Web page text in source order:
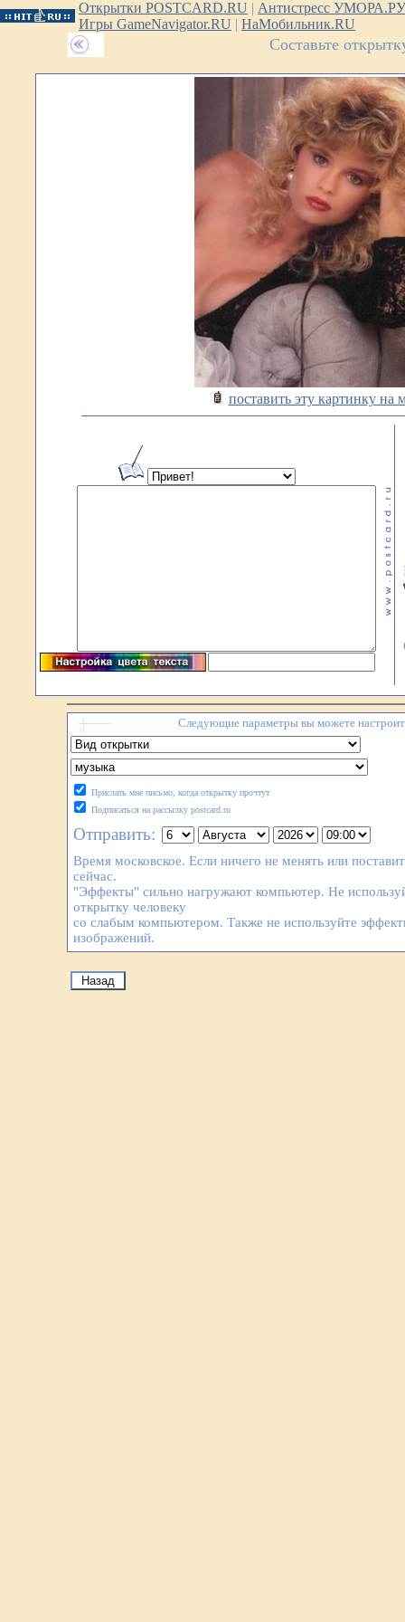
Открытки POSTCARD.RU | Антистресс УМОРА.РУ
Игры GameNavigator.RU | НаМобильник.RU
Составьте
поставить эту картинку на
Следующие параметры вы можете
Прислать мне письмо, когда открытку прочтут
Подписаться на рассылку postcard.ru
Отправить:
Время московское. Если ничего не менять или
сейчас.
"Эффекты" сильно нагружают компьютер. Не
открытку человеку
со слабым компьютером. Также не используйте
изображений.